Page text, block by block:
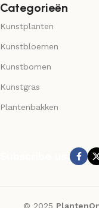
Categorieën
Kunstplanten
Kunstbloemen
Kunstbomen
Kunstgras
Plantenbakken
© 2025